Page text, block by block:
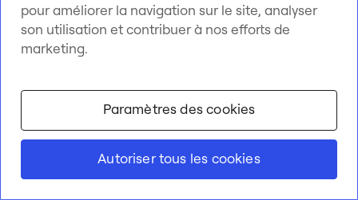
Ce modèle Miro commence par une matrice
pouvoir-intérêt, puis vous permet d’analyser
de questions telles que « Comment cette partie
prenante peut-elle influer sur notre réussite ? »
et « Qu’est-ce qui motive cette partie
prenante ? ». Vous pouvez ainsi cerner les
attentes des personnes concernées et réfléchir à
pour améliorer la navigation sur le site, analyser
son utilisation et contribuer à nos efforts de
marketing.
Paramètres des cookies
Autoriser tous les cookies